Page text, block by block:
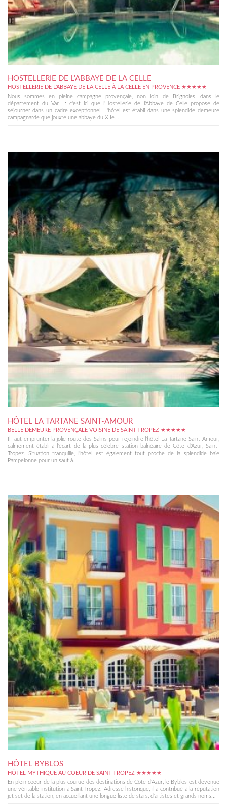
HOSTELLERIE DE L’ABBAYE DE LA CELLE
HOSTELLERIE DE L'ABBAYE DE LA CELLE À LA CELLE EN PROVENCE ★★★★★
Nous sommes en pleine campagne provençale, non loin de Brignoles, dans le
département du Var : c'est ici que l'Hostellerie de l'Abbaye de Celle propose de
séjourner dans un cadre exceptionnel. L'hôtel est établi dans une splendide demeure
campagnarde que jouxte une abbaye du XIIe...
HÔTEL LA TARTANE SAINT-AMOUR
BELLE DEMEURE PROVENÇALE VOISINE DE SAINT-TROPEZ ★★★★★
Il faut emprunter la jolie route des Salins pour rejoindre l'hôtel La Tartane Saint Amour,
calmement établi à l'écart de la plus célèbre station balnéaire de Côte d'Azur, Saint-
Tropez. Situation tranquille, l'hôtel est également tout proche de la splendide baie
Pampelonne pour un saut à...
HÔTEL BYBLOS
HÔTEL MYTHIQUE AU COEUR DE SAINT-TROPEZ ★★★★★
En plein coeur de la plus courue des destinations de Côte d'Azur, le Byblos est devenue
une véritable institution à Saint-Tropez. Adresse historique, il a contribué à la réputation
jet set de la station, en accueillant une longue liste de stars, d'artistes et grands noms...